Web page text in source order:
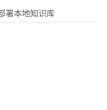
署本地知识库